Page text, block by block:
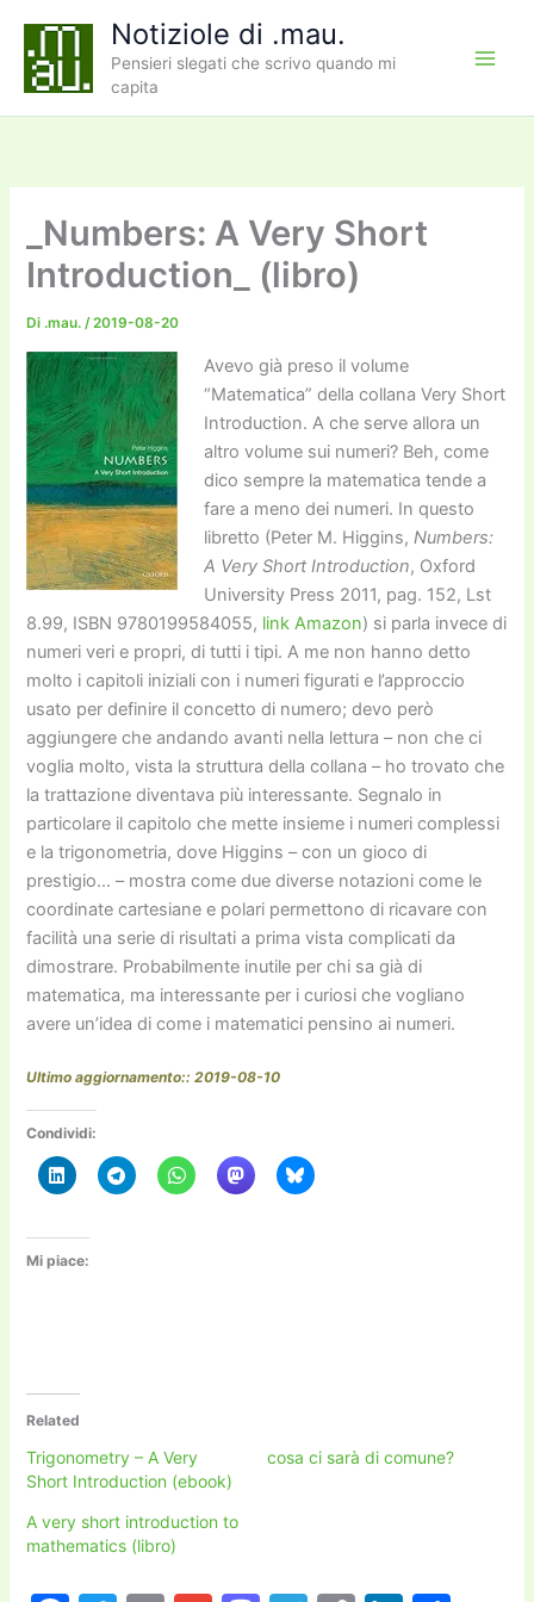
contenuto
Notiziole di .mau.
Pensieri slegati che scrivo quando mi
capita
_Numbers: A Very Short
Introduction_ (libro)
Di .mau./2019-08-20
Avevo già preso il volume
“Matematica” della collana Very Short
Introduction. A che serve allora un
altro volume sui numeri? Beh, come
dico sempre la matematica tende a
fare a meno dei numeri. In questo
libretto (Peter M. Higgins,Numbers:
A Very Short Introduction, Oxford
University Press 2011, pag. 152, Lst
8.99, ISBN 9780199584055, link Amazon) si parla invece di
numeri veri e propri, di tutti i tipi. A me non hanno detto
molto i capitoli iniziali con i numeri figurati e l’approccio
usato per definire il concetto di numero; devo però
aggiungere che andando avanti nella lettura – non che ci
voglia molto, vista la struttura della collana – ho trovato che
la trattazione diventava più interessante. Segnalo in
particolare il capitolo che mette insieme i numeri complessi
e la trigonometria, dove Higgins – con un gioco di
prestigio… – mostra come due diverse notazioni come le
coordinate cartesiane e polari permettono di ricavare con
facilità una serie di risultati a prima vista complicati da
dimostrare. Probabilmente inutile per chi sa già di
matematica, ma interessante per i curiosi che vogliano
avere un’idea di come i matematici pensino ai numeri.
Ultimo aggiornamento:: 2019-08-10
Condividi:
Mi piace:
Related
Trigonometry – A Very
Short Introduction (ebook)
cosa ci sarà di comune?
A very short introduction to
mathematics (libro)